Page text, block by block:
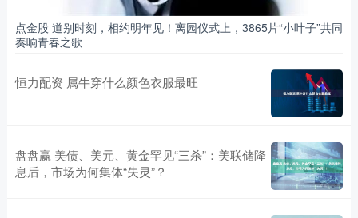
点金股 道别时刻，相约明年见！离园仪式上，3865片“小叶子”共同
奏响青春之歌
恒力配资 属牛穿什么颜色衣服最旺
盘盘赢 美债、美元、黄金罕见“三杀”：美联储降
息后，市场为何集体“失灵”？